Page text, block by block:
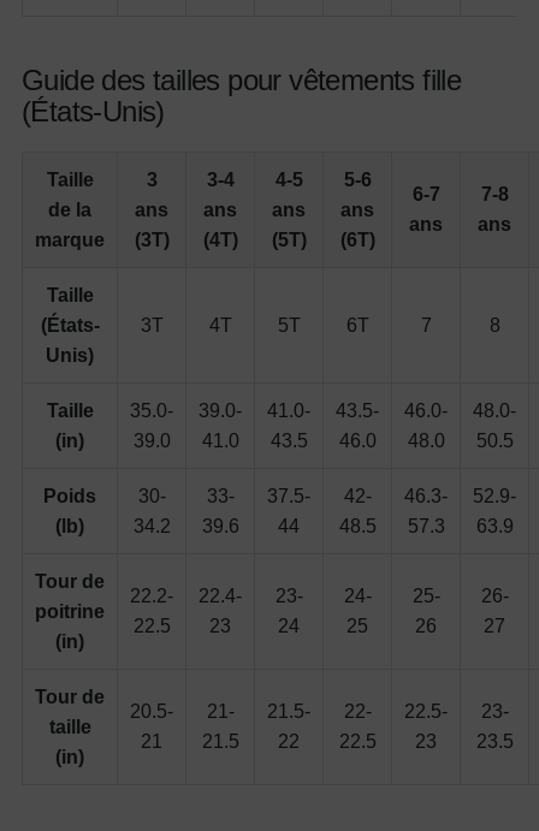
Guide des tailles pour vêtements fille
(États-Unis)
Taille
de la
marque
3
ans
(3T)
3-4
ans
(4T)
4-5
ans
(5T)
5-6
ans
(6T)
6-7
ans
7-8
ans
Taille
(États-
Unis)
3T 4T 5T 6T 7 8
Taille
(in)
35.0-
39.0
39.0-
41.0
41.0-
43.5
43.5-
46.0
46.0-
48.0
48.0-
50.5
Poids
(lb)
30-
34.2
33-
39.6
37.5-
44
42-
48.5
46.3-
57.3
52.9-
63.9
Tour de
poitrine
(in)
22.2-
22.5
22.4-
23
23-
24
24-
25
25-
26
26-
27
Tour de
taille
(in)
20.5-
21
21-
21.5
21.5-
22
22-
22.5
22.5-
23
23-
23.5